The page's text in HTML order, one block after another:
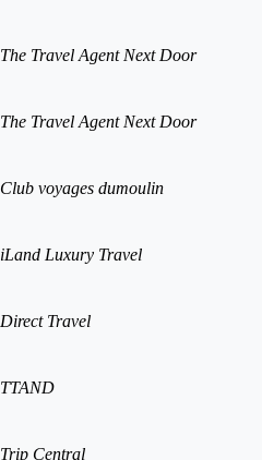
The Travel Agent Next Door
The Travel Agent Next Door
Club voyages dumoulin
iLand Luxury Travel
Direct Travel
TTAND
Trip Central